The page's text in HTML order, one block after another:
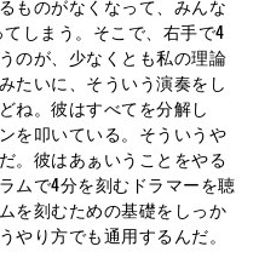
ものがなくなって、みんな
しまう。そこで、右手で4
のが、少なくとも私の理論
たいに、そういう演奏をし
ね。彼はすべてを分解し
を叩いている。そういうや
。彼はあぁいうことをやる
ムで4分を刻むドラマーを聴
を刻むための基礎をしっか
やり方でも通用するんだ。